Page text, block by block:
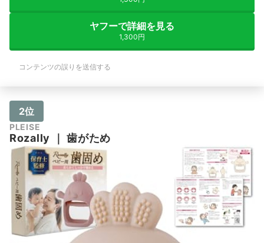
ヤフーで詳細を見る
1,300円
コンテンツの誤りを送信する
2位
PLEISE
Rozally ｜歯がため